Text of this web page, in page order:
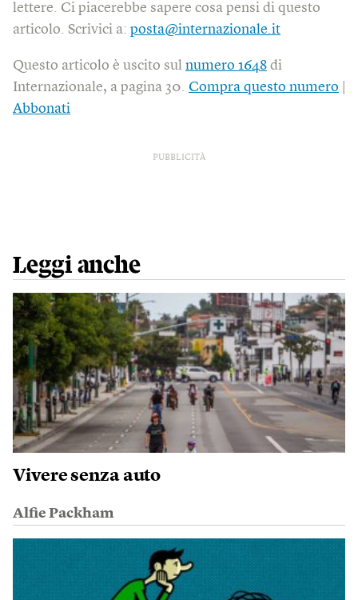
lettere. Ci piacerebbe sapere cosa pensi di questo
articolo. Scrivici a: posta@internazionale.it
Questo articolo è uscito sul numero 1648 di
Internazionale, a pagina 30. Compra questo numero
Abbonati
PUBBLICITÀ
Leggi anche
Vivere senza auto
Alfie Packham